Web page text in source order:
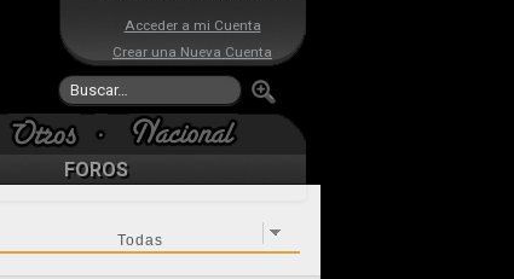
Acceder a mi Cuenta
Crear una Nueva Cuenta
FOROS